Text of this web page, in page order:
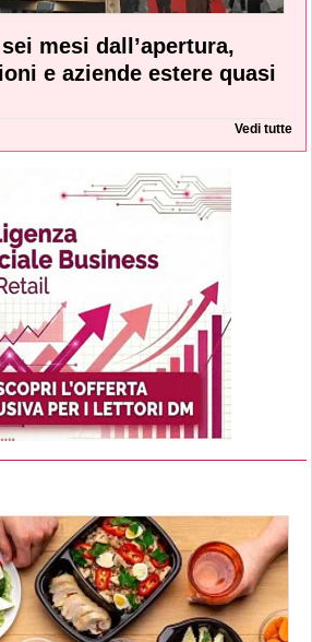
mesi dall’apertura,
e aziende estere quasi
Vedi tutte